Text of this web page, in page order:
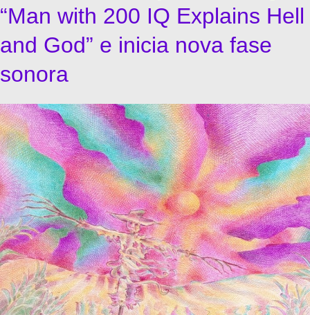
“Man with 200 IQ Explains Hell
and God” e inicia nova fase
sonora